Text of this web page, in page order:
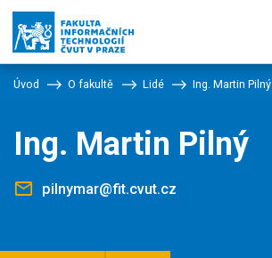
Úvod O fakultě Lidé Ing. Martin Pilný
Ing. Martin Pilný
pilnymar@fit.cvut.cz